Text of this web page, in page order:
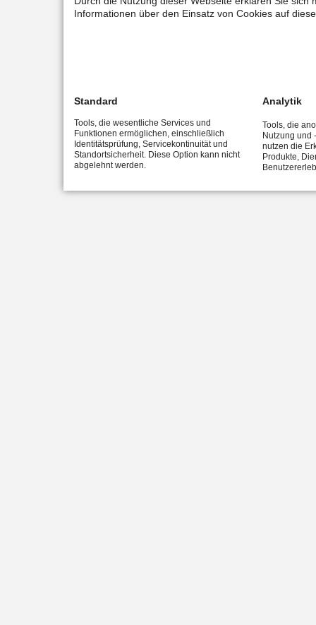
Informationen über den Einsatz von Cookies auf
Standard
Tools, die wesentliche Services und
Funktionen ermöglichen, einschließlich
Identitätsprüfung, Servicekontinuität und
Standortsicherheit. Diese Option kann nicht
abgelehnt werden.
Analytik
Tools, die
Nutzung und
nutzen die
Produkte,